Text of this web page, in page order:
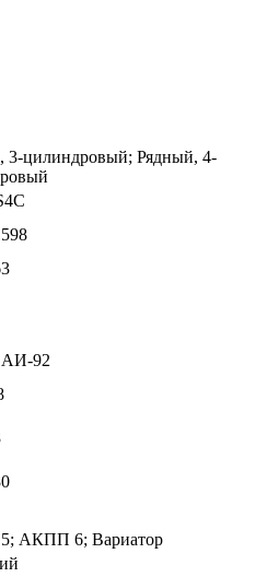
3-цилиндровый; Рядный, 4-
АИ-92
АКПП 6; Вариатор